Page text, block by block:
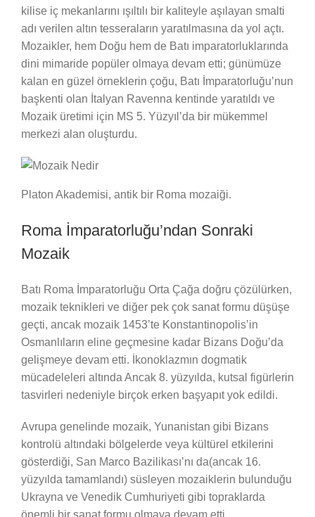
kilise iç mekanlarını ışıltılı bir kaliteyle aşılayan smalti
adı verilen altın tesseraların yaratılmasına da yol açtı.
Mozaikler, hem Doğu hem de Batı imparatorluklarında
dini mimaride popüler olmaya devam etti; günümüze
kalan en güzel örneklerin çoğu, Batı İmparatorluğu’nun
başkenti olan İtalyan Ravenna kentinde yaratıldı ve
Mozaik üretimi için MS 5. Yüzyıl’da bir mükemmel
merkezi alan oluşturdu.
Platon Akademisi, antik bir Roma mozaiği.
Roma İmparatorluğu’ndan Sonraki
Mozaik
Batı Roma İmparatorluğu Orta Çağa doğru çözülürken,
mozaik teknikleri ve diğer pek çok sanat formu düşüşe
geçti, ancak mozaik 1453’te Konstantinopolis’in
Osmanlıların eline geçmesine kadar Bizans Doğu’da
gelişmeye devam etti. İkonoklazmın dogmatik
mücadeleleri altında Ancak 8. yüzyılda, kutsal figürlerin
tasvirleri nedeniyle birçok erken başyapıt yok edildi.
Avrupa genelinde mozaik, Yunanistan gibi Bizans
kontrolü altındaki bölgelerde veya kültürel etkilerini
gösterdiği, San Marco Bazilikası’nı da(ancak 16.
yüzyılda tamamlandı) süsleyen mozaiklerin bulunduğu
Ukrayna ve Venedik Cumhuriyeti gibi topraklarda
önemli bir sanat formu olmaya devam etti.